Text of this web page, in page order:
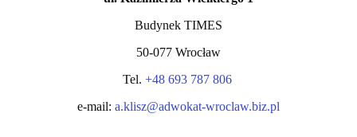
Budynek TIMES
50-077 Wrocław
Tel. +48 693 787 806
e-mail: a.klisz@adwokat-wroclaw.biz.pl